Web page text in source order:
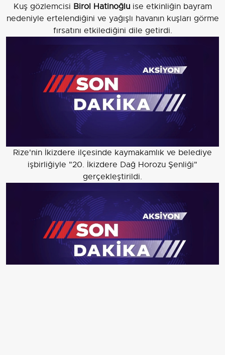
Kuş gözlemcisi Birol Hatinoğluise etkinliğin bayram
nedeniyle ertelendiğini ve yağışlı havanın kuşları görme
fırsatını etkilediğini dile getirdi.
Rize'nin İkizdere ilçesinde kaymakamlık ve belediye
işbirliğiyle "20. İkizdere Dağ Horozu Şenliği"
gerçekleştirildi.